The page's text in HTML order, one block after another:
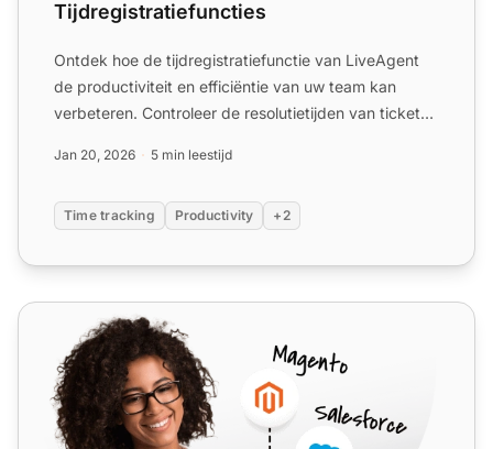
Tijdregistratiefuncties
Ontdek hoe de tijdregistratiefunctie van LiveAgent
de productiviteit en efficiëntie van uw team kan
verbeteren. Controleer de resolutietijden van tickets,
Jan 20, 2026 5 min leestijd
Time tracking Productivity +2
TimeCamp